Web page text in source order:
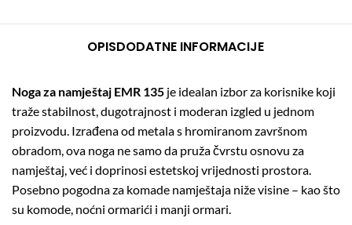
OPISDODATNE INFORMACIJE
Noga za namještaj EMR 135 je idealan izbor za korisnike koji
traže stabilnost, dugotrajnost i moderan izgled u jednom
proizvodu. Izrađena od metala s hromiranom završnom
obradom, ova noga ne samo da pruža čvrstu osnovu za
namještaj, već i doprinosi estetskoj vrijednosti prostora.
Posebno pogodna za komade namještaja niže visine – kao što
su komode, noćni ormarići i manji ormari.